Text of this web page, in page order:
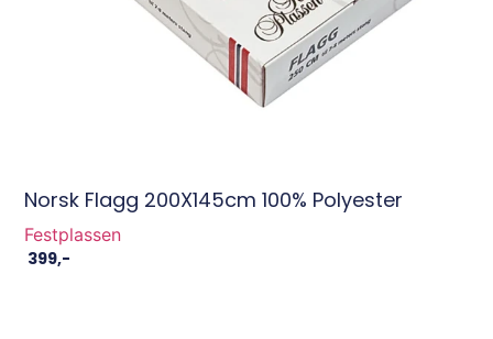
Norsk Flagg 200X145cm 100% Polyester
Festplassen
399,-